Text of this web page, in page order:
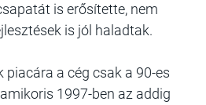
is erősítette, nem
is jól haladtak.
piacára a cég csak a 90-es
1997-ben az addig